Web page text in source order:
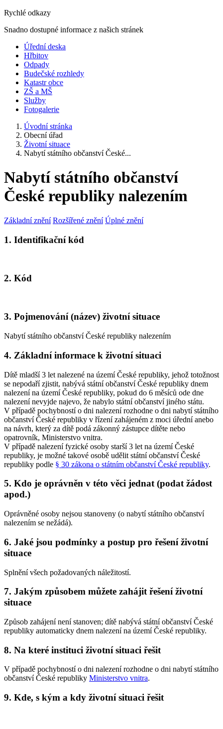
Rychlé odkazy
Snadno dostupné informace z našich stránek
Úřední deska
Hřbitov
Odpady
Budečské rozhledy
Katastr obce
ZŠ a MŠ
Služby
Fotogalerie
Úvodní stránka
Obecní úřad
Životní situace
Nabytí státního občanství České...
Nabytí státního občanství
České republiky nalezením
Základní znění Rozšířené znění Úplné znění
1. Identifikační kód
2. Kód
3. Pojmenování (název) životní situace
Nabytí státního občanství České republiky nalezením
4. Základní informace k životní situaci
Dítě mladší 3 let nalezené na území České republiky, jehož totožnost
se nepodaří zjistit, nabývá státní občanství České republiky dnem
nalezení na území České republiky, pokud do 6 měsíců ode dne
nalezení nevyjde najevo, že nabylo státní občanství jiného státu.
V případě pochybností o dni nalezení rozhodne o dni nabytí státního
občanství České republiky v řízení zahájeném z moci úřední anebo
na návrh, který za dítě podá zákonný zástupce dítěte nebo
opatrovník, Ministerstvo vnitra.
V případě nalezení fyzické osoby starší 3 let na území České
republiky, je možné takové osobě udělit státní občanství České
republiky podle § 30 zákona o státním občanství České republiky.
5. Kdo je oprávněn v této věci jednat (podat žádost
apod.)
Oprávněné osoby nejsou stanoveny (o nabytí státního občanství
nalezením se nežádá).
6. Jaké jsou podmínky a postup pro řešení životní
situace
Splnění všech požadovaných náležitostí.
7. Jakým způsobem můžete zahájit řešení životní
situace
Způsob zahájení není stanoven; dítě nabývá státní občanství České
republiky automaticky dnem nalezení na území České republiky.
8. Na které instituci životní situaci řešit
V případě pochybností o dni nalezení rozhodne o dni nabytí státního
občanství České republiky Ministerstvo vnitra.
9. Kde, s kým a kdy životní situaci řešit